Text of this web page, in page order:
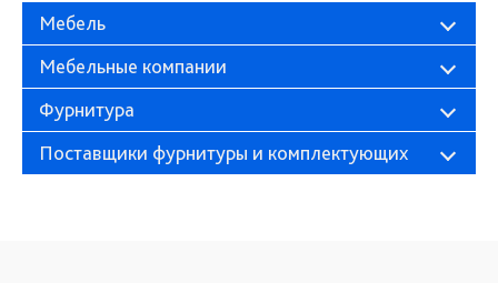
Мебель
Мебельные компании
Фурнитура
Поставщики фурнитуры и комплектующих